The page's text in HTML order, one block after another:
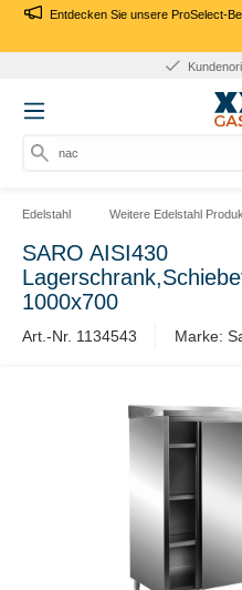
Entdecken Sie unsere ProSelect-
nach
Edelstahl Weitere Edelstahl
SARO AISI430
1000x700
Art.-Nr. 1134543 Marke: